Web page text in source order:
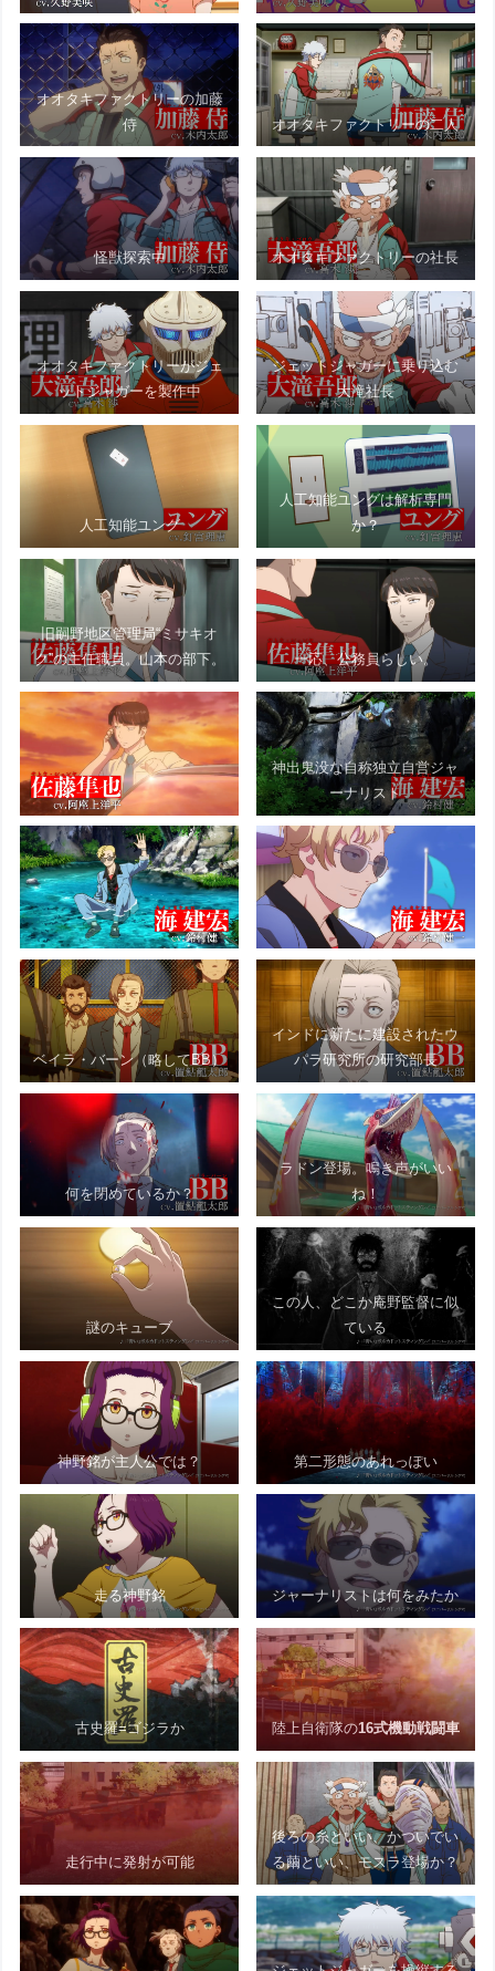
オオタキファクトリーの加藤
侍
オオタキファクトリーの二人
怪獣探索中 オオタキファクトリーの社長
オオタキファクトリーがジェ
ットジャガーを製作中
ジェットジャガーに乗り込む
大滝社長
人工知能ユング
人工知能ユングは解析専門
か？
旧嗣野地区管理局“ミサキオ
ク”の主任職員。山本の部下。
一応、公務員らしい。
神出鬼没な自称独立自営ジャ
ーナリスト
ベイラ・バーン（略してBB）
インドに新たに建設されたウ
パラ研究所の研究部長
何を閉めているか？
ラドン登場。鳴き声がいい
ね！
謎のキューブ
この人、どこか庵野監督に似
ている
神野銘が主人公では？ 第二形態のあれっぽい
走る神野銘 ジャーナリストは何をみたか
古史羅=ゴジラか 陸上自衛隊の16式機動戦闘車
走行中に発射が可能
後ろの糸といい、かついでい
る繭といい、モスラ登場か？